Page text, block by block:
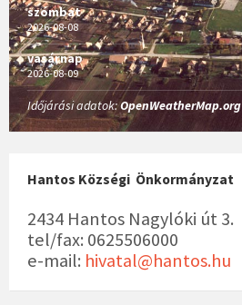
szombat
2026-08-08
vasárnap
2026-08-09
Időjárási adatok:OpenWeatherMap.org
Hantos Községi Önkormányzat
2434 Hantos Nagylóki út 3.
tel/fax: 0625506000
e-mail: hivatal@hantos.hu